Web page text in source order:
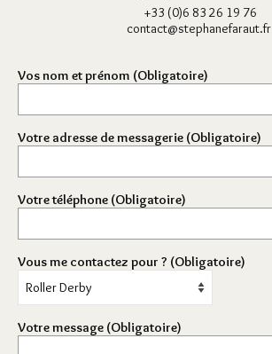
+33 (0)6 83 26 19 76
contact@stephanefaraut.fr
Vos nom et prénom (Obligatoire)
Votre adresse de messagerie (Obligatoire)
Votre téléphone (Obligatoire)
Vous me contactez pour ? (Obligatoire)
Votre message (Obligatoire)